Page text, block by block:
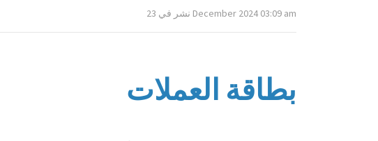
نشر في 23 December 2024 03:09 am
بطاقة العملات